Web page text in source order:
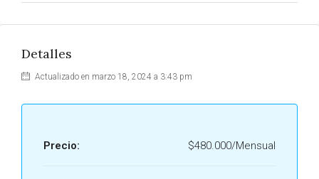
Detalles
Actualizado en marzo 18, 2024 a 3:43 pm
Precio: $480.000/Mensual